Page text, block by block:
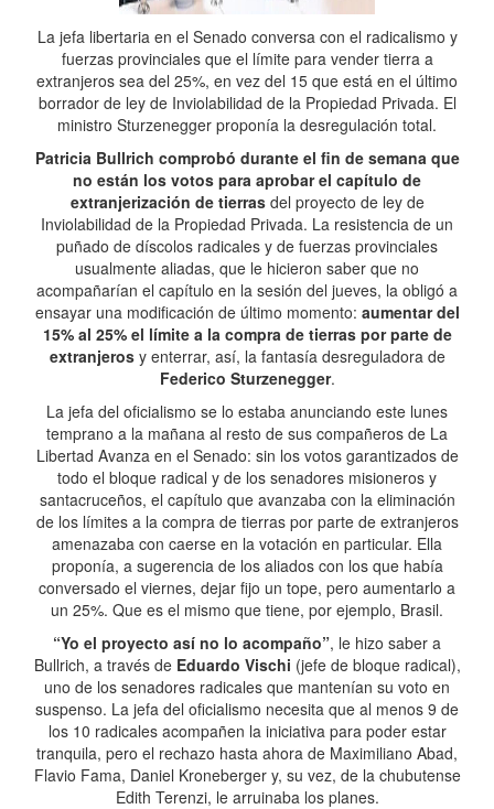
La jefa libertaria en el Senado conversa con el radicalismo y
fuerzas provinciales que el límite para vender tierra a
extranjeros sea del 25%, en vez del 15 que está en el último
borrador de ley de Inviolabilidad de la Propiedad Privada. El
ministro Sturzenegger proponía la desregulación total.
Patricia Bullrich comprobó durante el fin de semana que
no están los votos para aprobar el capítulo de
extranjerización de tierrasdel proyecto de ley de
Inviolabilidad de la Propiedad Privada. La resistencia de un
puñado de díscolos radicales y de fuerzas provinciales
usualmente aliadas, que le hicieron saber que no
acompañarían el capítulo en la sesión del jueves, la obligó a
ensayar una modificación de último momento: aumentar del
15% al 25% el límite a la compra de tierras por parte de
extranjerosy enterrar, así, la fantasía desreguladora de
Federico Sturzenegger.
La jefa del oficialismo se lo estaba anunciando este lunes
temprano a la mañana al resto de sus compañeros de La
Libertad Avanza en el Senado: sin los votos garantizados de
todo el bloque radical y de los senadores misioneros y
santacruceños, el capítulo que avanzaba con la eliminación
de los límites a la compra de tierras por parte de extranjeros
amenazaba con caerse en la votación en particular. Ella
proponía, a sugerencia de los aliados con los que había
conversado el viernes, dejar fijo un tope, pero aumentarlo a
un 25%. Que es el mismo que tiene, por ejemplo, Brasil.
“Yo el proyecto así no lo acompaño”, le hizo saber a
Bullrich, a través de Eduardo Vischi (jefe de bloque radical),
uno de los senadores radicales que mantenían su voto en
suspenso. La jefa del oficialismo necesita que al menos 9 de
los 10 radicales acompañen la iniciativa para poder estar
tranquila, pero el rechazo hasta ahora de Maximiliano Abad,
Flavio Fama, Daniel Kroneberger y, su vez, de la chubutense
Edith Terenzi, le arruinaba los planes.